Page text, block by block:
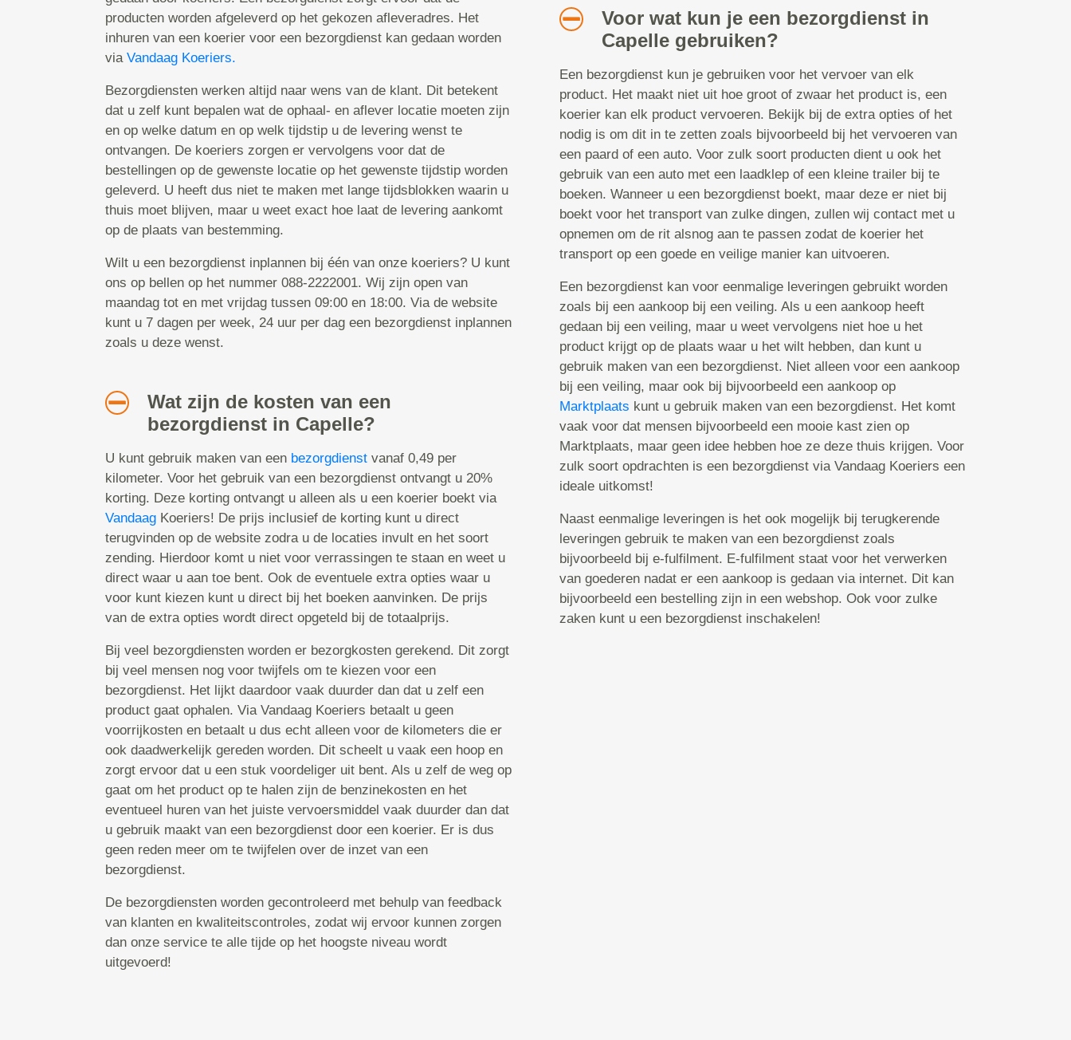
producten worden afgeleverd op het gekozen afleveradres. Het
inhuren van een koerier voor een bezorgdienst kan gedaan worden
via Vandaag Koeriers.
Bezorgdiensten werken altijd naar wens van de klant. Dit betekent
dat u zelf kunt bepalen wat de ophaal- en aflever locatie moeten zijn
en op welke datum en op welk tijdstip u de levering wenst te
ontvangen. De koeriers zorgen er vervolgens voor dat de
bestellingen op de gewenste locatie op het gewenste tijdstip worden
geleverd. U heeft dus niet te maken met lange tijdsblokken waarin u
thuis moet blijven, maar u weet exact hoe laat de levering aankomt
op de plaats van bestemming.
Wilt u een bezorgdienst inplannen bij één van onze koeriers? U kunt
ons op bellen op het nummer 088-2222001. Wij zijn open van
maandag tot en met vrijdag tussen 09:00 en 18:00. Via de website
kunt u 7 dagen per week, 24 uur per dag een bezorgdienst inplannen
zoals u deze wenst.
Wat zijn de kosten van een
bezorgdienst in Capelle?
U kunt gebruik maken van een bezorgdienst vanaf 0,49 per
kilometer. Voor het gebruik van een bezorgdienst ontvangt u 20%
korting. Deze korting ontvangt u alleen als u een koerier boekt via
Vandaag Koeriers! De prijs inclusief de korting kunt u direct
terugvinden op de website zodra u de locaties invult en het soort
zending. Hierdoor komt u niet voor verrassingen te staan en weet u
direct waar u aan toe bent. Ook de eventuele extra opties waar u
voor kunt kiezen kunt u direct bij het boeken aanvinken. De prijs
van de extra opties wordt direct opgeteld bij de totaalprijs.
Bij veel bezorgdiensten worden er bezorgkosten gerekend. Dit zorgt
bij veel mensen nog voor twijfels om te kiezen voor een
bezorgdienst. Het lijkt daardoor vaak duurder dan dat u zelf een
product gaat ophalen. Via Vandaag Koeriers betaalt u geen
voorrijkosten en betaalt u dus echt alleen voor de kilometers die er
ook daadwerkelijk gereden worden. Dit scheelt u vaak een hoop en
zorgt ervoor dat u een stuk voordeliger uit bent. Als u zelf de weg op
gaat om het product op te halen zijn de benzinekosten en het
eventueel huren van het juiste vervoersmiddel vaak duurder dan dat
u gebruik maakt van een bezorgdienst door een koerier. Er is dus
geen reden meer om te twijfelen over de inzet van een
bezorgdienst.
De bezorgdiensten worden gecontroleerd met behulp van feedback
van klanten en kwaliteitscontroles, zodat wij ervoor kunnen zorgen
dan onze service te alle tijde op het hoogste niveau wordt
uitgevoerd!
Voor wat kun je een bezorgdienst in
Capelle gebruiken?
Een bezorgdienst kun je gebruiken voor het vervoer van elk
product. Het maakt niet uit hoe groot of zwaar het product is, een
koerier kan elk product vervoeren. Bekijk bij de extra opties of het
nodig is om dit in te zetten zoals bijvoorbeeld bij het vervoeren van
een paard of een auto. Voor zulk soort producten dient u ook het
gebruik van een auto met een laadklep of een kleine trailer bij te
boeken. Wanneer u een bezorgdienst boekt, maar deze er niet bij
boekt voor het transport van zulke dingen, zullen wij contact met u
opnemen om de rit alsnog aan te passen zodat de koerier het
transport op een goede en veilige manier kan uitvoeren.
Een bezorgdienst kan voor eenmalige leveringen gebruikt worden
zoals bij een aankoop bij een veiling. Als u een aankoop heeft
gedaan bij een veiling, maar u weet vervolgens niet hoe u het
product krijgt op de plaats waar u het wilt hebben, dan kunt u
gebruik maken van een bezorgdienst. Niet alleen voor een aankoop
bij een veiling, maar ook bij bijvoorbeeld een aankoop op
Marktplaats kunt u gebruik maken van een bezorgdienst. Het komt
vaak voor dat mensen bijvoorbeeld een mooie kast zien op
Marktplaats, maar geen idee hebben hoe ze deze thuis krijgen. Voor
zulk soort opdrachten is een bezorgdienst via Vandaag Koeriers een
ideale uitkomst!
Naast eenmalige leveringen is het ook mogelijk bij terugkerende
leveringen gebruik te maken van een bezorgdienst zoals
bijvoorbeeld bij e-fulfilment. E-fulfilment staat voor het verwerken
van goederen nadat er een aankoop is gedaan via internet. Dit kan
bijvoorbeeld een bestelling zijn in een webshop. Ook voor zulke
zaken kunt u een bezorgdienst inschakelen!